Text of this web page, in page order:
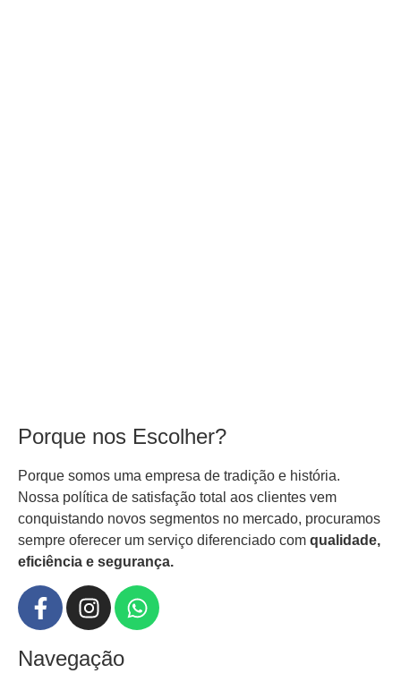
Porque nos Escolher?
Porque somos uma empresa de tradição e história.
Nossa política de satisfação total aos clientes vem
conquistando novos segmentos no mercado, procuramos
sempre oferecer um serviço diferenciado com qualidade,
eficiência e segurança.
Navegação